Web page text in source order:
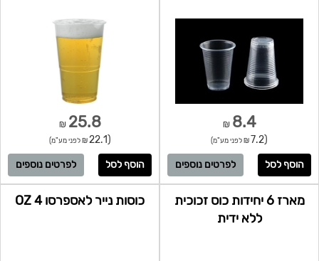
8.4
₪
(7.2 ₪ לפני מע"מ)
לפרטים נוספים
25.8
₪
(22.1 ₪ לפני מע"מ)
לפרטים נוספים
מארז 6 יחידות כוס זכוכית
ללא ידית
כוסות נייר לאספרסו 4 OZ